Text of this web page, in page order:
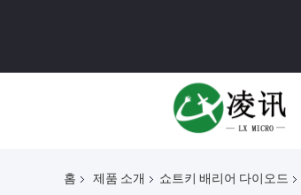
홈 제품 소개 쇼트키 배리어 다이오드